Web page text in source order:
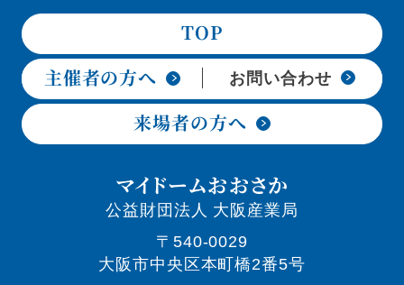
TOP
主催者の方へ
お問い合わせ
来場者の方へ
マイドームおおさか
公益財団法人 大阪産業局
〒540-0029
大阪市中央区本町橋2番5号